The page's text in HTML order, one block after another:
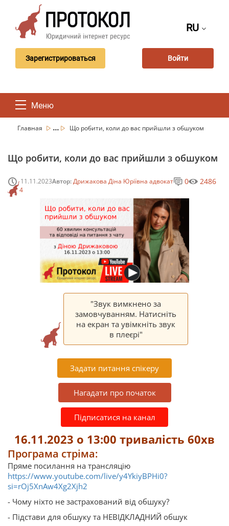
RU
Зарегистрироваться Войти
Меню
Главная ... Що робити, коли до вас прийшли з обшуком
Що робити, коли до вас прийшли з обшуком
11.11.2023Автор:Дрижакова Діна Юріївна адвокат
4
0 2486
"Звук вимкнено за
замовчуванням. Натисніть
на екран та увімкніть звук
в плеєрі"
Задати питання спікеру
Нагадати про початок
Підписатися на канал
16.11.2023 о 13:00 тривалість 60хв
Програма стріма:
Пряме посилання на трансляцію
https://www.youtube.com/live/y4YkiyBPHi0?
si=rOj5XnAw4Xg2Xjh2
- Чому ніхто не застрахований від обшуку?
- Підстави для обшуку та НЕВІДКЛАДНИЙ обшук